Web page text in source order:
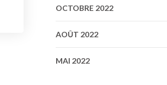
OCTOBRE 2022
AOÛT 2022
MAI 2022